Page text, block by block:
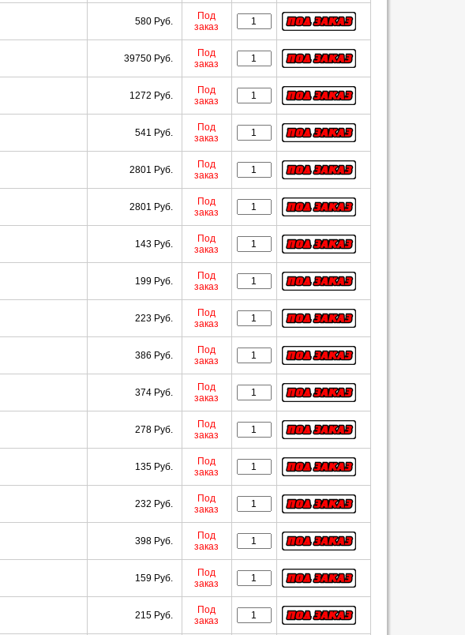
580 Руб.
Под
заказ
39750 Руб.
Под
заказ
1272 Руб.
Под
заказ
541 Руб.
Под
заказ
2801 Руб.
Под
заказ
2801 Руб.
Под
заказ
143 Руб.
Под
заказ
199 Руб.
Под
заказ
223 Руб.
Под
заказ
386 Руб.
Под
заказ
374 Руб.
Под
заказ
278 Руб.
Под
заказ
135 Руб.
Под
заказ
232 Руб.
Под
заказ
398 Руб.
Под
заказ
159 Руб.
Под
заказ
215 Руб.
Под
заказ